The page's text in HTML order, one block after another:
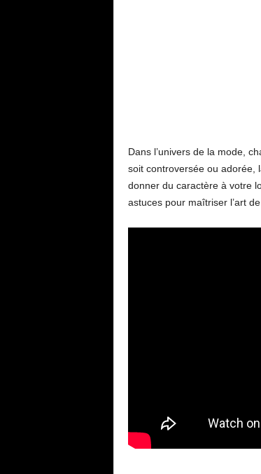
Dans l’univers de la mode,
soit controversée ou adorée,
donner du caractère à votre
astuces pour maîtriser l’art